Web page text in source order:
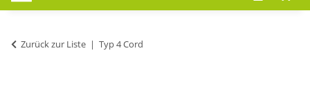
Zurück zur Liste Typ 4 Cord